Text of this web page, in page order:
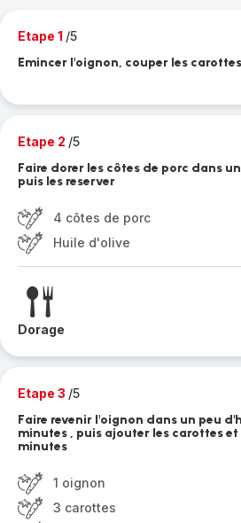
Etape 1 /5
Emincer l'oignon, couper les
Etape 2 /5
Faire dorer les côtes de porc dans
puis les reserver
4 côtes de porc
Huile d'olive
Dorage
Etape 3 /5
Faire revenir l'oignon dans un peu
minutes , puis ajouter les carottes et
minutes
1 oignon
3 carottes